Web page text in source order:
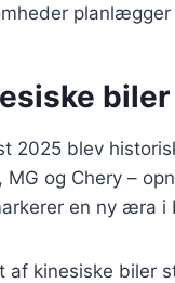
2025 blev
MG og Chery –
en ny æra i
af kinesiske biler